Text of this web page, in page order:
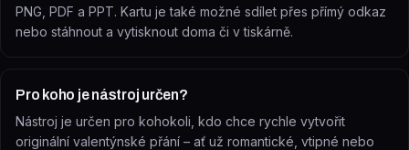
PNG, PDF a PPT. Kartu je také možné sdílet přes přímý odkaz
nebo stáhnout a vytisknout doma či v tiskárně.
Pro koho je nástroj určen?
Nástroj je určen pro kohokoli, kdo chce rychle vytvořit
originální valentýnské přání – ať už romantické, vtipné nebo